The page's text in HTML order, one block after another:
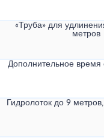
«Труба» для
метров
Дополнительное
Гидролоток до 9